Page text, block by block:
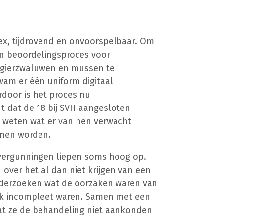
tijdrovend en onvoorspelbaar. Om
beoordelingsproces voor
en mussen te
er één uniform digitaal
is het proces nu
de 18 bij SVH aangesloten
wat er van hen verwacht
worden.
liepen soms hoog op.
het al dan niet krijgen van een
wat de oorzaken waren van
waren. Samen met een
ze de behandeling niet aankonden